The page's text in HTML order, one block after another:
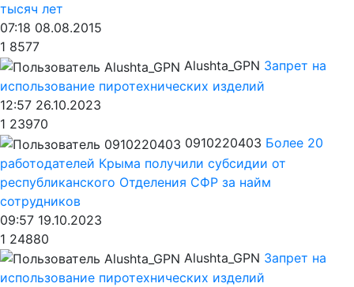
тысяч лет
07:18 08.08.2015
1 8577
Alushta_GPN Запрет на
использование пиротехнических изделий
12:57 26.10.2023
1 23970
0910220403 Более 20
работодателей Крыма получили субсидии от
республиканского Отделения СФР за найм
сотрудников
09:57 19.10.2023
1 24880
Alushta_GPN Запрет на
использование пиротехнических изделий